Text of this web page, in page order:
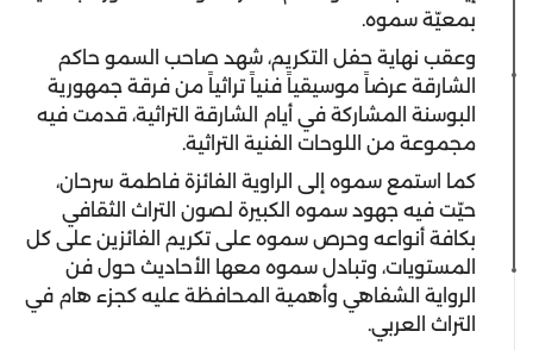
بمعيّة سموه.
وعقب نهاية حفل التكريم، شهد صاحب السمو حاكم
الشارقة عرضاً موسيقياً فنياً تراثياً من فرقة جمهورية
البوسنة المشاركة في أيام الشارقة التراثية، قدمت فيه
مجموعة من اللوحات الفنية التراثية.
كما استمع سموه إلى الراوية الفائزة فاطمة سرحان،
حيّت فيه جهود سموه الكبيرة لصون التراث الثقافي
بكافة أنواعه وحرص سموه على تكريم الفائزين على كل
المستويات، وتبادل سموه معها الأحاديث حول فن
الرواية الشفاهي وأهمية المحافظة عليه كجزء هام في
التراث العربي.